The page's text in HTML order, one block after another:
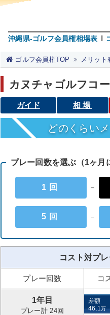
沖縄県-ゴルフ会員権相場表
ゴルフ会員権TOP メリット
カヌチャゴルフコ
ガイド 相場
どのくらい
プレー回数を選ぶ（1ヶ
1回 －
5回 －
コスト対プ
プレー回数 コ
1年目
プレー計 24回
差額
46.1万